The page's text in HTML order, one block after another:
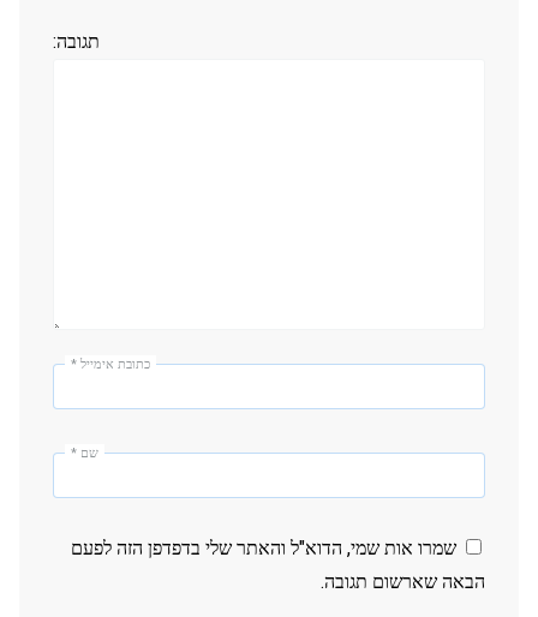
תגובה:
כתובת אימייל *
שם *
שמרו אות שמי, הדוא"ל והאתר שלי בדפדפן הזה לפעם
הבאה שארשום תגובה.